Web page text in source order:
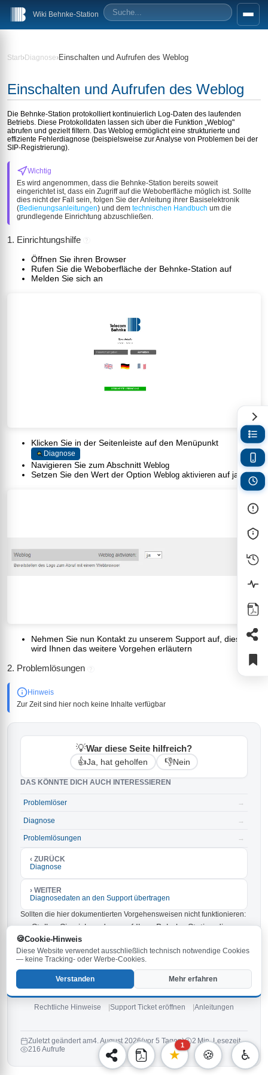
♿
🍪
Cookie-Hinweis
Diese Website verwendet ausschließlich technisch notwendige Cookies
— keine Tracking- oder Werbe-Cookies.
Verstanden Mehr erfahren
★
1
Wiki Behnke-Station
Start›Diagnose›Einschalten und Aufrufen des Weblog
Einschalten und Aufrufen des Weblog
Die Behnke-Station protokolliert kontinuierlich Log-Daten des laufenden
Betriebs. Diese Protokolldaten lassen sich über die Funktion „Weblog"
abrufen und gezielt filtern. Das Weblog ermöglicht eine strukturierte und
effiziente Fehlerdiagnose (beispielsweise zur Analyse von Problemen bei der
SIP-Registrierung).
Wichtig
Es wird angenommen, dass die Behnke-Station bereits soweit
eingerichtet ist, dass ein Zugriff auf die Weboberfläche möglich ist. Sollte
dies nicht der Fall sein, folgen Sie der Anleitung ihrer Basiselektronik
(Bedienungsanleitungen) und demtechnischen Handbuch um die
grundlegende Einrichtung abzuschließen.
1. Einrichtungshilfe
Öffnen Sie ihren Browser
Rufen Sie die Weboberfläche der Behnke-Station auf
Melden Sie sich an
Klicken Sie in der Seitenleiste auf den Menüpunkt
Diagnose
Navigieren Sie zum AbschnittWeblog
Setzen Sie den Wert der OptionWeblog aktivieren aufja
Nehmen Sie nun Kontakt zu unserem Support auf, dieser
wird Ihnen das weitere Vorgehen erläutern
2. Problemlösungen
Hinweis
Zur Zeit sind hier noch keine Inhalte verfügbar
💡War diese Seite hilfreich?
👍Ja, hat geholfen 👎Nein
DAS KÖNNTE DICH AUCH INTERESSIEREN
Problemlöser →
Diagnose →
Problemlösungen →
‹ ZURÜCK
Diagnose
› WEITER
Diagnosedaten an den Support übertragen
Sollten die hier dokumentierten Vorgehensweisen nicht funktionieren:
Stellen Sie sicher, dass auf Ihrer Behnke-Station die
aktuellste Firmware installiert ist. Die neueste Version ist
6.33 und kann hier
heruntergeladen werden.
Prüfen Sie die Hinweise imHandbuch und in den
.
Falls keine der oben genannten Tipps weiterhilft,eröffnen Sie ein
neues Ticketoderkontaktieren Sie unsere Service-Hotline.
Rechtliche Hinweise Support Ticket eröffnen Anleitungen
Zuletzt geändert am4. August 2026(vor 5 Tagen)
2 Min. Lesezeit
216 Aufrufe